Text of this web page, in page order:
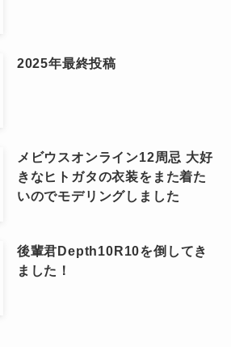
2025年最終投稿
メビウスオンライン12周忌 大好
きなヒトガタの衣装をまた着た
いのでモデリングしました
後輩君Depth10R10を倒してき
ました！